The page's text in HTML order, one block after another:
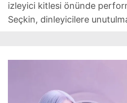
izleyici kitlesi önünde
Seçkin, dinleyicilere